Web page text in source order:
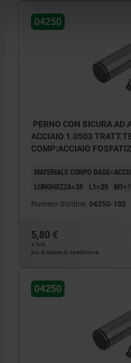
04250
PERNO CON SICURA AD
ACCIAIO 1.0503
COMP:ACCIAIO
MATERIALE CORPO
LUNGHEZZA=35
L1=29
Numero d’ordine: 04250-102
5,80 €
+ IVA
più le spese di spedizione
04250